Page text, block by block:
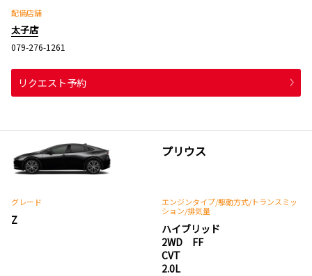
配備店舗
太子店
079-276-1261
リクエスト予約
プリウス
グレード
Z
エンジンタイプ/駆動方式/トランスミッ
ション/排気量
ハイブリッド
2WD FF
CVT
2.0L